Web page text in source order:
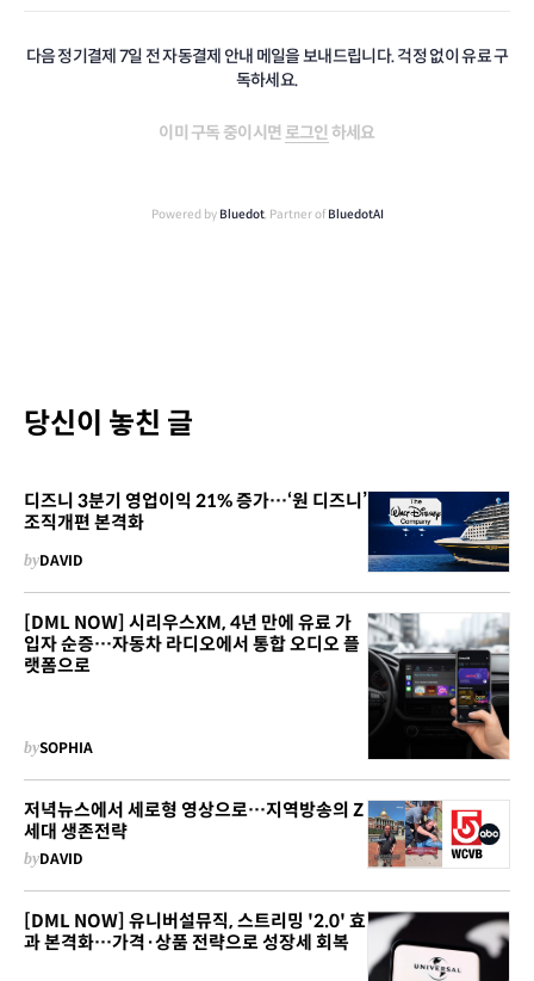
다음 정기결제 7일 전 자동결제 안내 메일을 보내드립니다. 걱정 없이 유료 구
독하세요.
이미 구독 중이시면 로그인 하세요
Powered by Bluedot, Partner of BluedotAI
당신이 놓친 글
디즈니 3분기 영업이익 21% 증가…‘원 디즈니’
조직개편 본격화
byDAVID
[DML NOW] 시리우스XM, 4년 만에 유료 가
입자 순증…자동차 라디오에서 통합 오디오 플
랫폼으로
bySOPHIA
저녁뉴스에서 세로형 영상으로…지역방송의 Z
세대 생존전략
byDAVID
[DML NOW] 유니버설뮤직, 스트리밍 '2.0' 효
과 본격화…가격·상품 전략으로 성장세 회복